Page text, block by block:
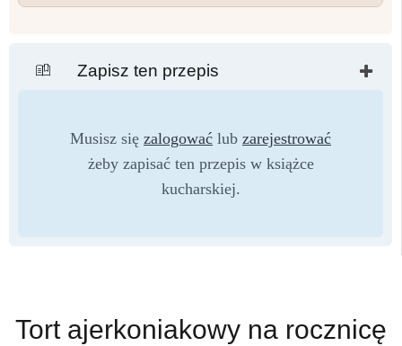
Zapisz ten przepis
Musisz się zalogować lub zarejestrować
żeby zapisać ten przepis w książce
kucharskiej.
Tort ajerkoniakowy na rocznicę